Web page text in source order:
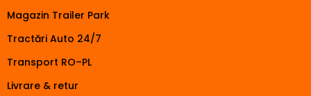
Magazin Trailer Park
Tractări Auto 24/7
Transport RO–PL
Livrare & retur